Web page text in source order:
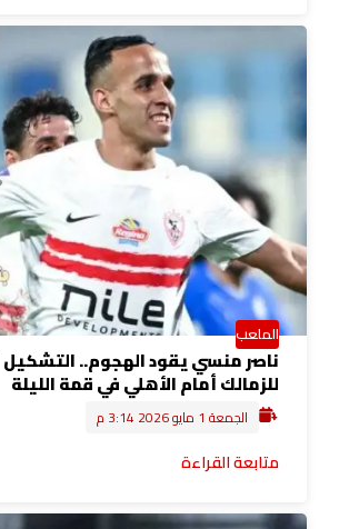
الملعب
ناصر منسي يقود الهجوم..
للزمالك أمام الأهلي في قمة الليلة
الجمعة 1 مايو 2026 3:14 م
متابعة القراءة